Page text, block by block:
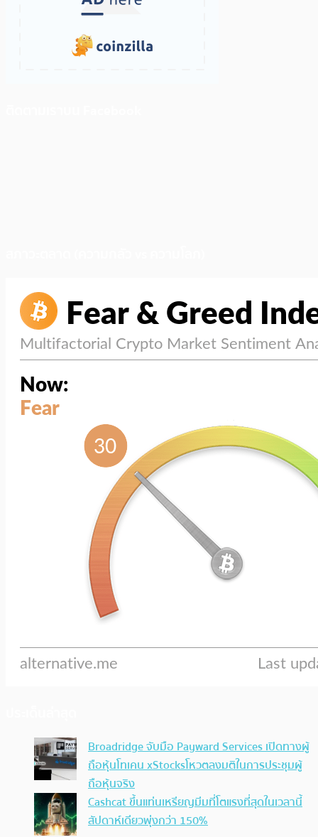
Broadridge จับมือ Payward Services เปิดทางผู้
ถือหุ้นโทเคน xStocksโหวตลงมติในการประชุมผู้
ถือหุ้นจริง
Cashcat ขึ้นแท่นเหรียญมีมที่โตแรงที่สุดในเวลานี้
สัปดาห์เดียวพุ่งกว่า 150%